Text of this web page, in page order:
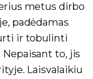
metus dirbo
padėdamas
ir tobulinti
to, jis
Laisvalaikiu